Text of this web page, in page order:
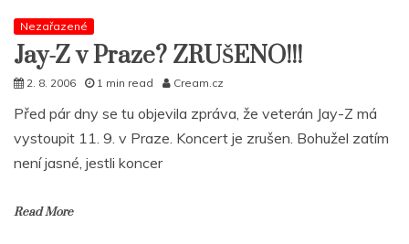
Nezařazené
Jay-Z v Praze? ZRUŠENO!!!
2. 8. 2006 1 min read Cream.cz
Před pár dny se tu objevila zpráva, že veterán Jay-Z má
vystoupit 11. 9. v Praze. Koncert je zrušen. Bohužel zatím
není jasné, jestli koncer
Read More